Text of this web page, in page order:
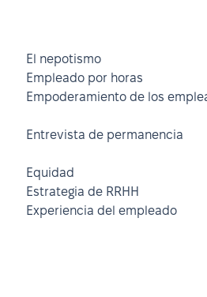
El nepotismo
Empleado por horas
Empoderamiento de los
Entrevista de permanencia
Equidad
Estrategia de RRHH
Experiencia del empleado